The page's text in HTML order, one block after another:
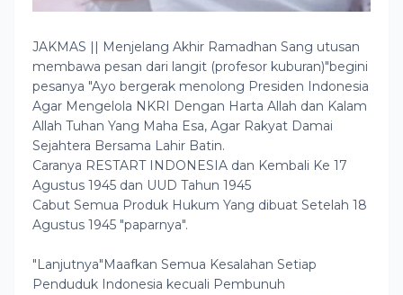
JAKMAS || Menjelang Akhir Ramadhan Sang utusan
membawa pesan dari langit (profesor kuburan)"begini
pesanya "Ayo bergerak menolong Presiden Indonesia
Agar Mengelola NKRI Dengan Harta Allah dan Kalam
Allah Tuhan Yang Maha Esa, Agar Rakyat Damai
Sejahtera Bersama Lahir Batin.
Caranya RESTART INDONESIA dan Kembali Ke 17
Agustus 1945 dan UUD Tahun 1945
Cabut Semua Produk Hukum Yang dibuat Setelah 18
Agustus 1945 "paparnya".
"Lanjutnya"Maafkan Semua Kesalahan Setiap
Penduduk Indonesia kecuali Pembunuh